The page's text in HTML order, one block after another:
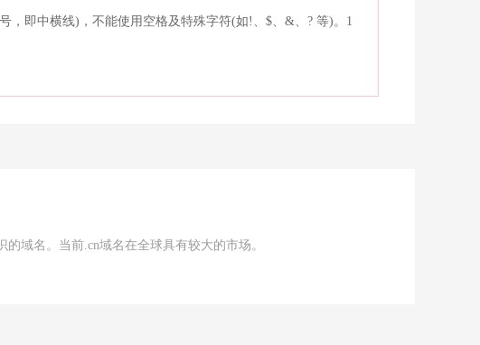
，即中横线)，不能使用空格及特殊字符(如!、$、&、? 等)。1
域名。当前.cn域名在全球具有较大的市场。